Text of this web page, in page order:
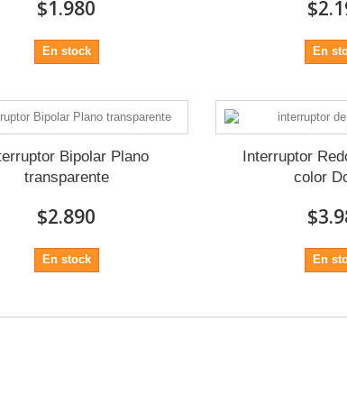
$1.980
En stock En
Bipolar Plano
transparente
$2.890
En stock
Interruptor
color
En